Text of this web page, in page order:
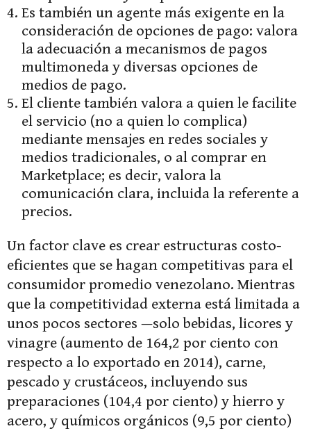
Es también un agente más exigente en la
consideración de opciones de pago: valora
la adecuación a mecanismos de pagos
multimoneda y diversas opciones de
medios de pago.
El cliente también valora a quien le facilite
el servicio (no a quien lo complica)
mediante mensajes en redes sociales y
medios tradicionales, o al comprar en
Marketplace; es decir, valora la
comunicación clara, incluida la referente a
precios.
Un factor clave es crear estructuras costo-
eficientes que se hagan competitivas para el
consumidor promedio venezolano. Mientras
que la competitividad externa está limitada a
unos pocos sectores —solo bebidas, licores y
vinagre (aumento de 164,2 por ciento con
respecto a lo exportado en 2014), carne,
pescado y crustáceos, incluyendo sus
preparaciones (104,4 por ciento) y hierro y
acero, y químicos orgánicos (9,5 por ciento)